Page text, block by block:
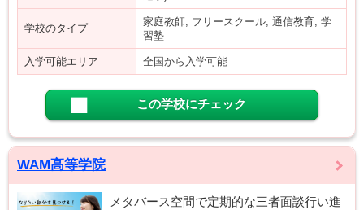
学校のタイプ
家庭教師, フリースクール, 通信教育, 学
習塾
入学可能エリア 全国から入学可能
この学校にチェック
WAM高等学院
メタバース空間で定期的な三者面談行い進